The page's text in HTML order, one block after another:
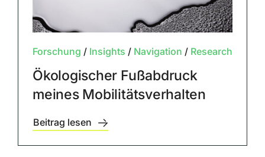
Forschung / Insights / Navigation / Research
Ökologischer Fußabdruck
meines Mobilitätsverhalten
Beitrag lesen